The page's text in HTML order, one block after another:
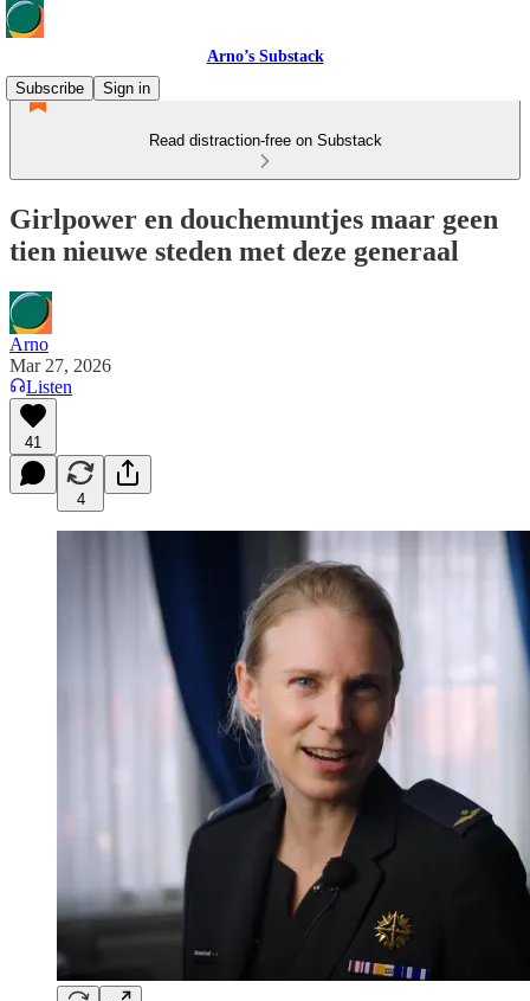
Arno’s Substack
Subscribe
Sign in
Read distraction-free on Substack
Girlpower en douchemuntjes maar geen
tien nieuwe steden met deze generaal
Arno
Mar 27, 2026
Listen
41
4